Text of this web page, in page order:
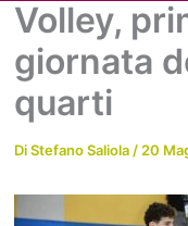
Volley,
giornata
quarti
DiStefano Saliola / 20